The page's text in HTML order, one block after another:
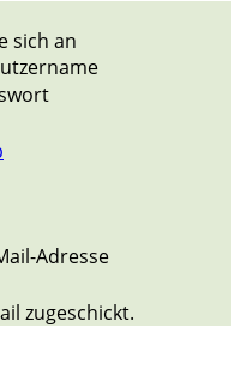
sich an
Adresse
zugeschickt.